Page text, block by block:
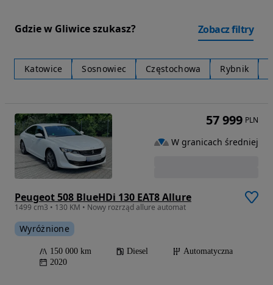
Gdzie w Gliwice szukasz? Zobacz filtry
Katowice Sosnowiec Częstochowa Rybnik
Peugeot 508 BlueHDi 130 EAT8 Allure
1499 cm3 • 130 KM • Nowy rozrząd allure automat
Wyróżnione
150 000 km Diesel
Automatyczna
2020
57 999 PLN
W granicach średniej